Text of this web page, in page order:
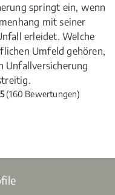
springt ein, wenn
mit seiner
erleidet. Welche
Umfeld gehören,
Unfallversicherung
5(160 Bewertungen)